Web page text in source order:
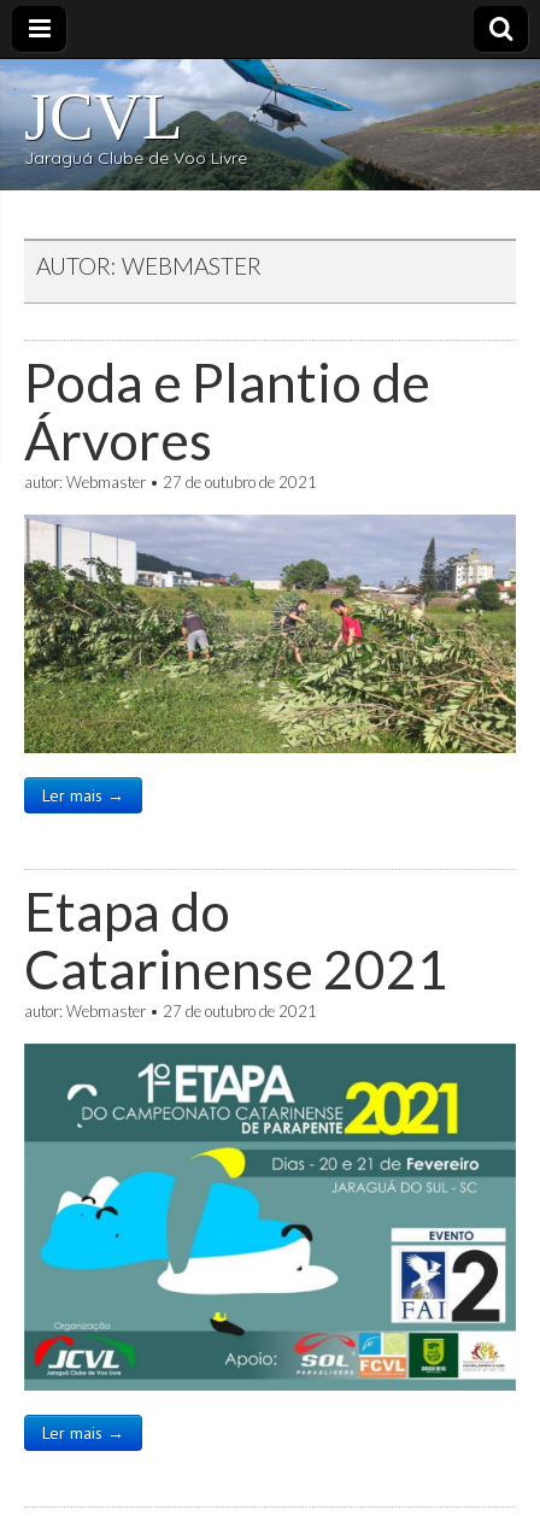
JCVL
Jaraguá Clube de Voo Livre
AUTOR: WEBMASTER
Poda e Plantio de
Árvores
autor: Webmaster • 27 de outubro de 2021
Ler mais →
Etapa do
Catarinense 2021
autor: Webmaster • 27 de outubro de 2021
Ler mais →